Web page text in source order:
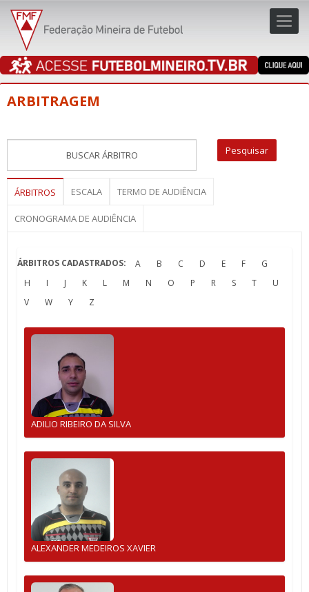
ARBITRAGEM
ÁRBITROS ESCALA TERMO DE AUDIÊNCIA
CRONOGRAMA DE AUDIÊNCIA
ÁRBITROS CADASTRADOS: A B C D E F
G
H
I J K L M N O P R S T
U
V
W Y Z
ADILIO RIBEIRO DA SILVA
ALEXANDER MEDEIROS XAVIER